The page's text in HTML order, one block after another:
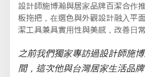
設計師施博瀚與居家品牌百潔合作
板拖把，在選色與外觀設計融入平
潔工具兼具實用性與美感，改善日
之前我們獨家專訪過設計師施
間，這次他與台灣居家生活品